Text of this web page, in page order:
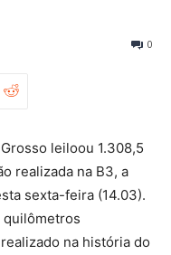
0
leiloou 1.308,5
realizada na B3, a
sexta-feira (14.03).
quilômetros
na história do